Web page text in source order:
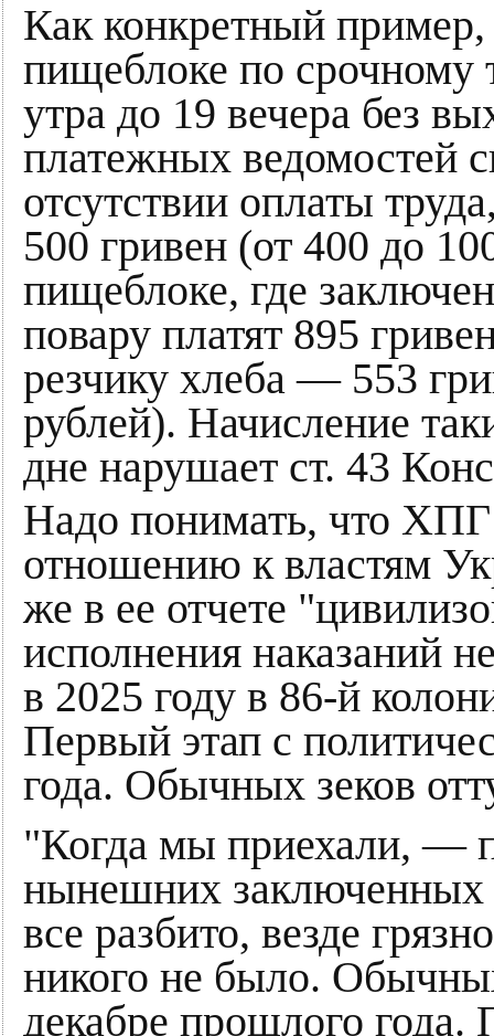
Как конкретный
пищеблоке по срочному
утра до 19 вечера без
платежных ведомостей
отсутствии оплаты
500 гривен (от 400 до
пищеблоке, где
повару платят 895
резчику хлеба — 553
рублей). Начисление
дне нарушает ст. 43
Надо понимать, что
отношению к властям
же в ее отчете
исполнения наказаний
в 2025 году в 86-й
Первый этап с
года. Обычных зеков
"Когда мы приехали, —
нынешних заключенных
все разбито, везде
никого не было.
декабре прошлого года.